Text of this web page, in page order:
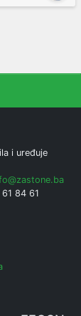
i uređuje
84 61